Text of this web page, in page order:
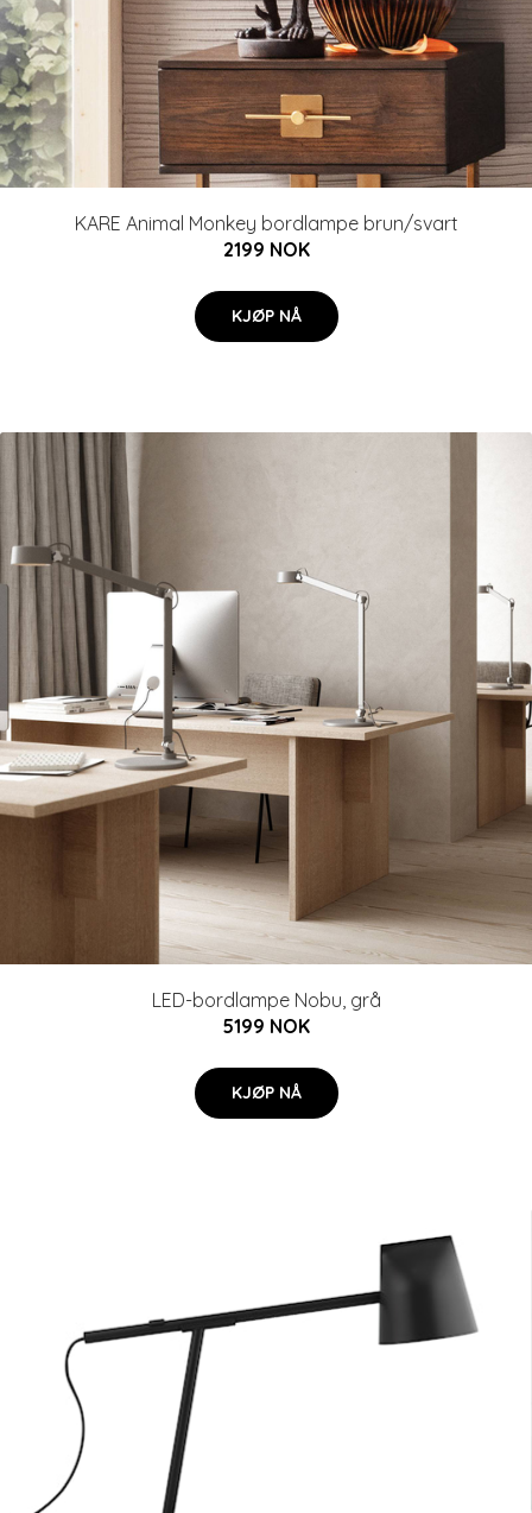
KARE Animal Monkey bordlampe brun/svart
2199 NOK
KJØP NÅ
LED-bordlampe Nobu, grå
5199 NOK
KJØP NÅ